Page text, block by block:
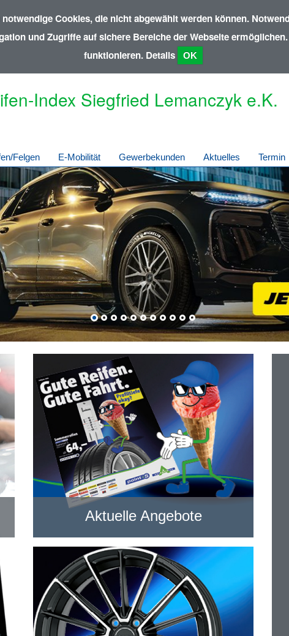
Cookies, die nicht abgewählt werden können.
und Zugriffe auf sichere Bereiche der Webseite
funktionieren. Details OK
Index Siegfried Lemanczyk e.K.
Felgen E-Mobilität Gewerbekunden Aktuelles Termin
Aktuelle Angebote